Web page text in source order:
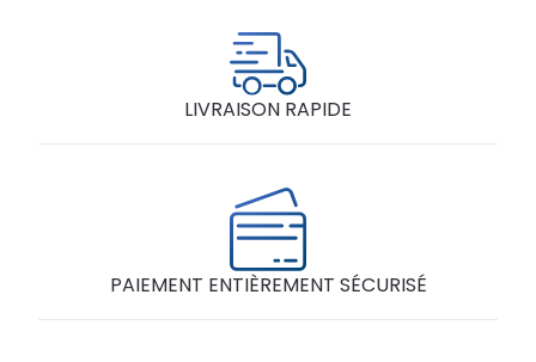
LIVRAISON RAPIDE
PAIEMENT ENTIÈREMENT SÉCURISÉ